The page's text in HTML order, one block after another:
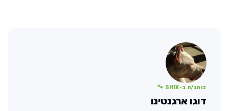
כותב/ת ב-SHIX 🐾
דוגו ארגנטינו